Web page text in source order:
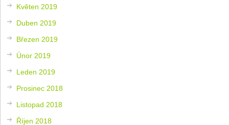
Květen 2019
Duben 2019
Březen 2019
Únor 2019
Leden 2019
Prosinec 2018
Listopad 2018
Říjen 2018